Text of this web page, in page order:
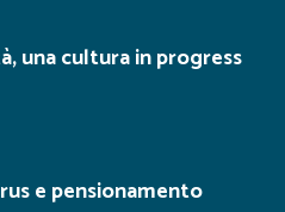
una cultura in progress
e pensionamento